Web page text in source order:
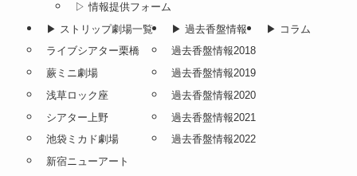
▷ 情報提供フォーム
▶︎ ストリップ劇場一覧
ライブシアター栗橋
蕨ミニ劇場
浅草ロック座
シアター上野
池袋ミカド劇場
新宿ニューアート
▶︎ 過去香盤情報
過去香盤情報2018
過去香盤情報2019
過去香盤情報2020
過去香盤情報2021
過去香盤情報2022
▶︎ コラム